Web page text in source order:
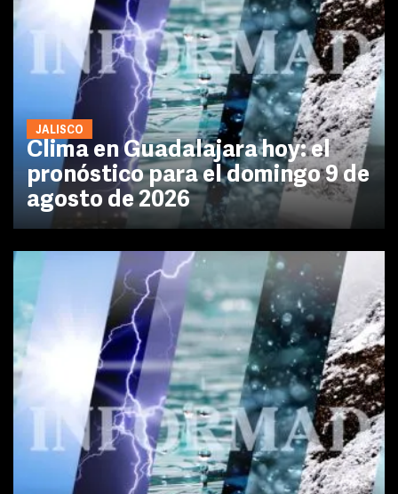
JALISCO
Clima en Guadalajara hoy: el
pronóstico para el domingo 9 de
agosto de 2026